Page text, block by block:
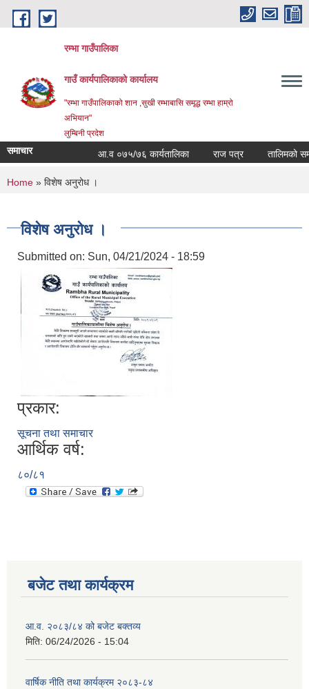
Skip to main content
रम्भा गाउँपालिका
गाउँ कार्यपालिकाको कार्यालय
"रम्भा गाउँपालिकाको शान ,सुखी रम्भाबासि समृद्ध रम्भा हाम्रो
अभियान"
लुम्बिनी प्रदेश
समाचार आ.व ०७५/७६ कार्यतालिका राज पत्र तालिमको समय
You are here
Home » विशेष अनुरोध ।
विशेष अनुरोध ।
Submitted on: Sun, 04/21/2024 - 18:59
प्रकार:
सूचना तथा समाचार
आर्थिक वर्ष:
८०/८१
बजेट तथा कार्यक्रम
आ.व. २०८३/८४ को बजेट बक्तव्य
मिति: 06/24/2026 - 15:04
वार्षिक नीति तथा कार्यक्रम २०८३-८४